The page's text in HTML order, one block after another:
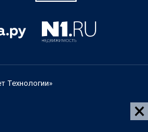
Технологии»